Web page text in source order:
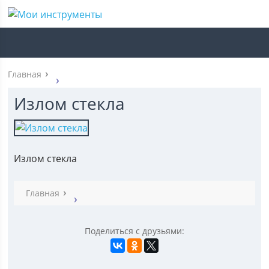
Главная
Излом стекла
Излом стекла
Главная
Поделиться с друзьями: